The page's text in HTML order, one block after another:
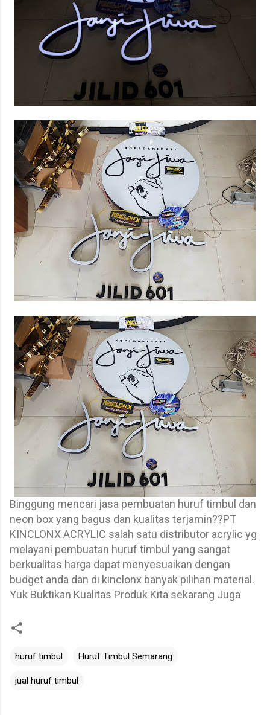
Binggung mencari jasa pembuatan huruf timbul dan
neon box yang bagus dan kualitas terjamin??PT
KINCLONX ACRYLIC salah satu distributor acrylic yg
melayani pembuatan huruf timbul yang sangat
berkualitas harga dapat menyesuaikan dengan
budget anda dan di kinclonx banyak pilihan material.
Yuk Buktikan Kualitas Produk Kita sekarang Juga
huruf timbul Huruf Timbul Semarang
jual huruf timbul